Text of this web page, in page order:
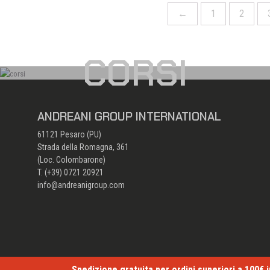
← 1 2
CORSI
ANDREANI GROUP INTERNATIONAL
61121 Pesaro (PU)
Strada della Romagna, 361
(Loc. Colombarone)
T. (+39) 0721 20921
info@andreanigroup.com